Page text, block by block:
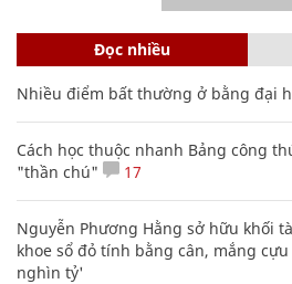
Đọc nhiều
Nhiều điểm bất thường ở bằng đại
Cách học thuộc nhanh Bảng công
"thần chú"
17
Nguyễn Phương Hằng sở hữu khối
khoe sổ đỏ tính bằng cân, mắng
nghìn tỷ'